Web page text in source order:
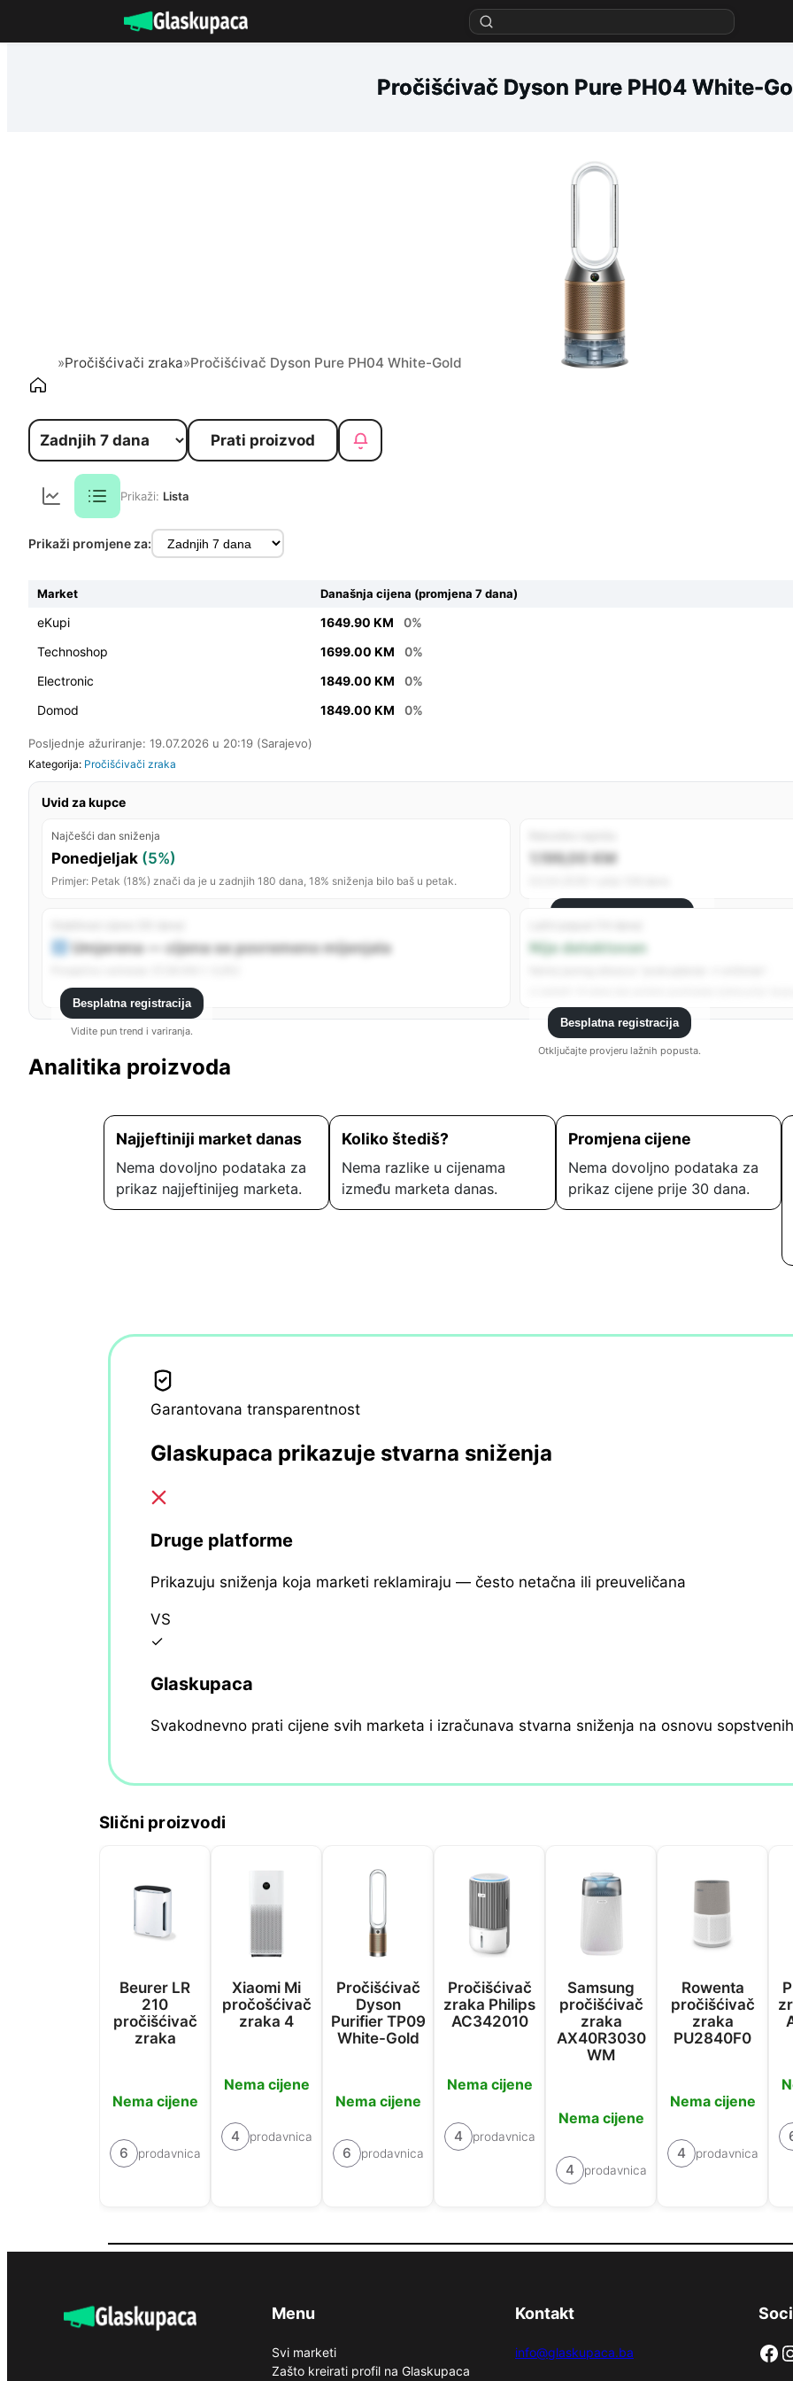
na
Pročišćivač Dyson Pure PH04 White-
»Pročišćivači zraka»Pročišćivač Dyson Pure PH04 White-Gold
Prati proizvod
Prikaži: Lista
Prikaži promjene za:
Market Današnja cijena (promjena 7 dana)
eKupi 1649.90 KM
0%
Technoshop
1699.00 KM
0%
Electronic
1849.00 KM
0%
Domod
1849.00 KM 0%
Posljednje ažuriranje: 19.07.2026 u 20:19 (Sarajevo)
Kategorija: Pročišćivači zraka
Uvid za kupce
Najčešći dan sniženja
Ponedjeljak (5%)
Primjer: Petak (18%) znači da je u zadnjih 180 dana, 18% sniženja bilo baš u petak.
1.199,00 KM
Registrujte se da vidite sve analitike.
Umjerena — cijena se povremeno mijenjala
Besplatna registracija
Vidite pun trend i variranja.
Nije detektovan
Besplatna registracija
Otključajte provjeru lažnih popusta.
Analitika proizvoda
Najjeftiniji market danas
Nema dovoljno podataka za
prikaz najjeftinijeg marketa.
Koliko štediš?
Nema razlike u cijenama
između marketa danas.
Promjena cijene
Nema dovoljno podataka za
prikaz cijene prije 30 dana.
Garantovana transparentnost
Glaskupaca prikazuje stvarna sniženja
Druge platforme
Prikazuju sniženja koja marketi reklamiraju — često netačna ili preuveličana
VS
✓
Glaskupaca
Svakodnevno prati cijene svih marketa i izračunava stvarna sniženja na osnovu
Slični proizvodi
Beurer LR
210
pročišćivač
zraka
Nema cijene
6 prodavnica
Xiaomi Mi
pročošćivač
zraka 4
Nema cijene
4 prodavnica
Pročišćivač
Dyson
Purifier TP09
White-Gold
Nema cijene
6 prodavnica
Pročišćivač
zraka Philips
AC342010
Nema cijene
4 prodavnica
Samsung
pročišćivač
zraka
AX40R3030
WM
Nema cijene
4 prodavnica
Rowenta
pročišćivač
zraka
PU2840F0
Nema cijene
4 prodavnica
Menu
Svi marketi
Zašto kreirati profil na Glaskupaca
Kontakt
info@glaskupaca.ba Facebook